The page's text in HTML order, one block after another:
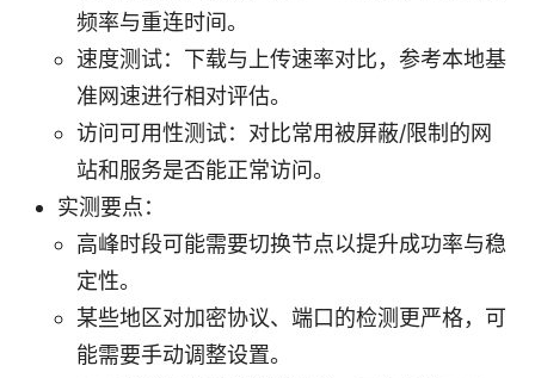
频率与重连时间。
速度测试：下载与上传速率对比，参考本地基
准网速进行相对评估。
访问可用性测试：对比常用被屏蔽/限制的网
站和服务是否能正常访问。
实测要点：
高峰时段可能需要切换节点以提升成功率与稳
定性。
某些地区对加密协议、端口的检测更严格，可
能需要手动调整设置。